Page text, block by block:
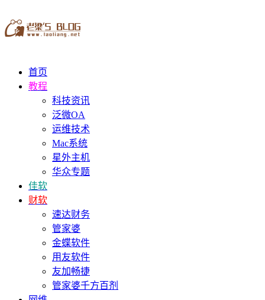
首页
教程
科技资讯
泛微OA
运维技术
Mac系统
星外主机
华众专题
佳软
财软
速达财务
管家婆
金蝶软件
用友软件
友加畅捷
管家婆千方百剂